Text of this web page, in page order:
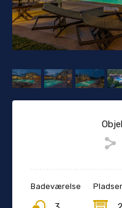
Badeværelse Pladser